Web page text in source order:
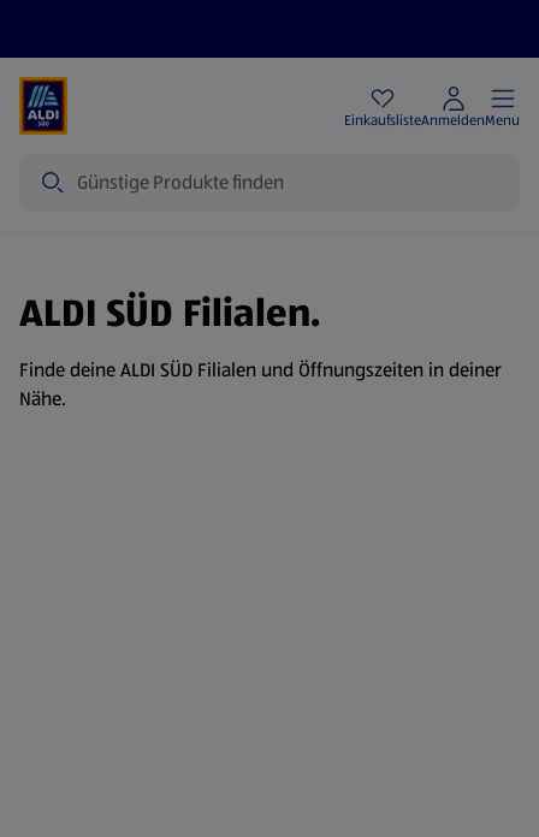
EinkaufslisteAnmeldenMenu
ALDI SÜD Filialen.
Finde deine ALDI SÜD Filialen und Öffnungszeiten in deiner
Nähe.